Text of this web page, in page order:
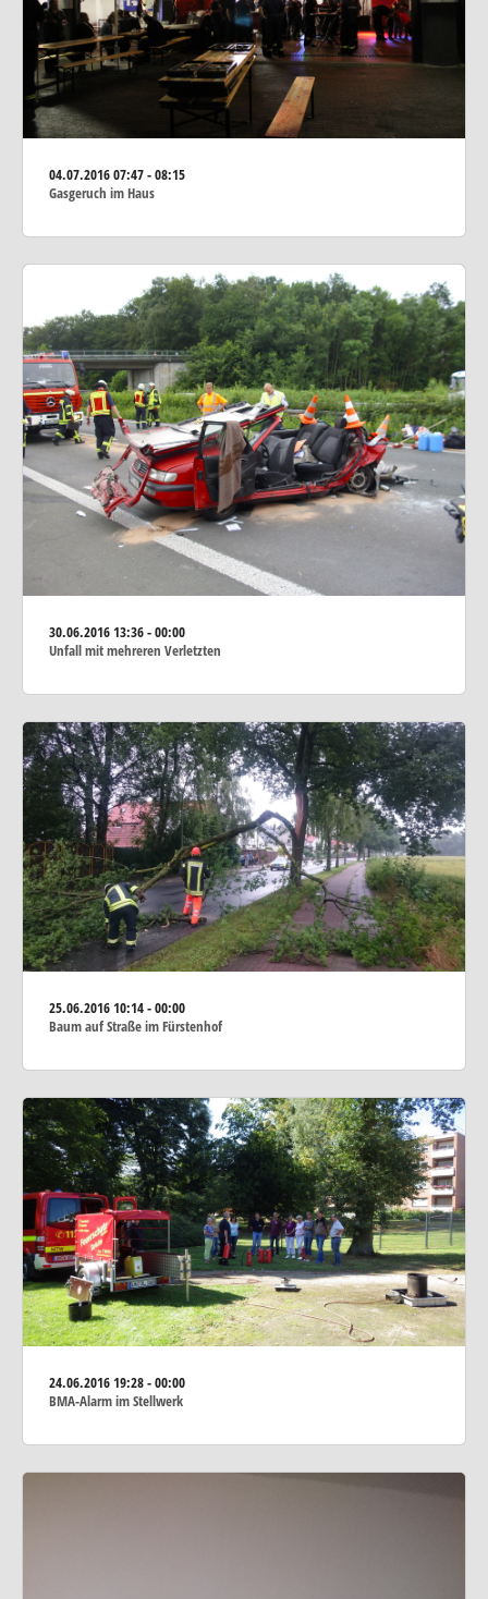
04.07.201607:47 - 08:15
Gasgeruch im Haus
30.06.201613:36 - 00:00
Unfall mit mehreren Verletzten
25.06.201610:14 - 00:00
Baum auf Straße im Fürstenhof
24.06.201619:28 - 00:00
BMA-Alarm im Stellwerk